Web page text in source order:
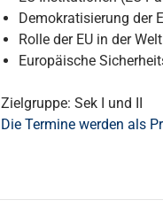
Demokratisierung der
Rolle der EU in der Welt
Europäische
Zielgruppe: Sek I und II
Die Termine werden als